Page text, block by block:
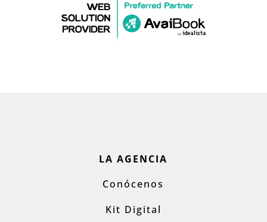
LA AGENCIA
Conócenos
Kit Digital